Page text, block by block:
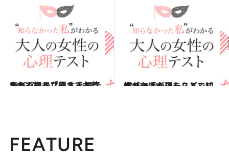
2015.7.5
うまくいかなそうでも惹かれるタイプは？ 心理テストで知る「得する友人」
占い 2015.6.28
憧れの人がいたらどこに座る？ 心理テストで知る「友情のストレス」
占い
FEATURE